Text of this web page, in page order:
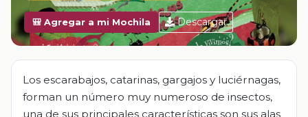
🎒 Agregar a mi Mochila Descargar
Los escarabajos, catarinas, gargajos y luciérnagas,
forman un número muy numeroso de insectos,
una de sus principales características son sus alas